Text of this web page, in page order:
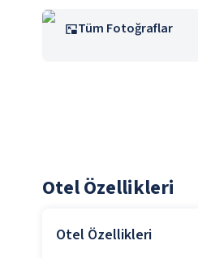
Tüm Fotoğraflar
Otel Özellikleri
Otel Özellikleri